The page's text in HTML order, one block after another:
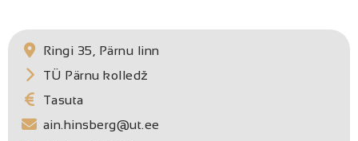
Ringi 35, Pärnu linn
TÜ Pärnu kolledž
Tasuta
ain.hinsberg@ut.ee